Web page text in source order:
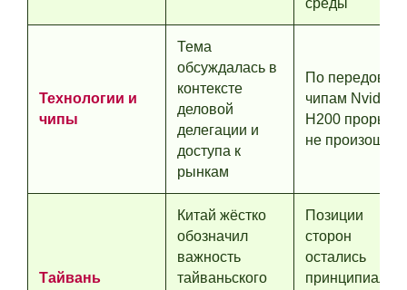
среды
Технологии и
чипы
Тема
обсуждалась в
контексте
деловой
делегации и
доступа к
рынкам
По передовым
чипам Nvidia
H200 прорыва
не произошло
Тайвань
Китай жёстко
обозначил
важность
тайваньского
Позиции
сторон
остались